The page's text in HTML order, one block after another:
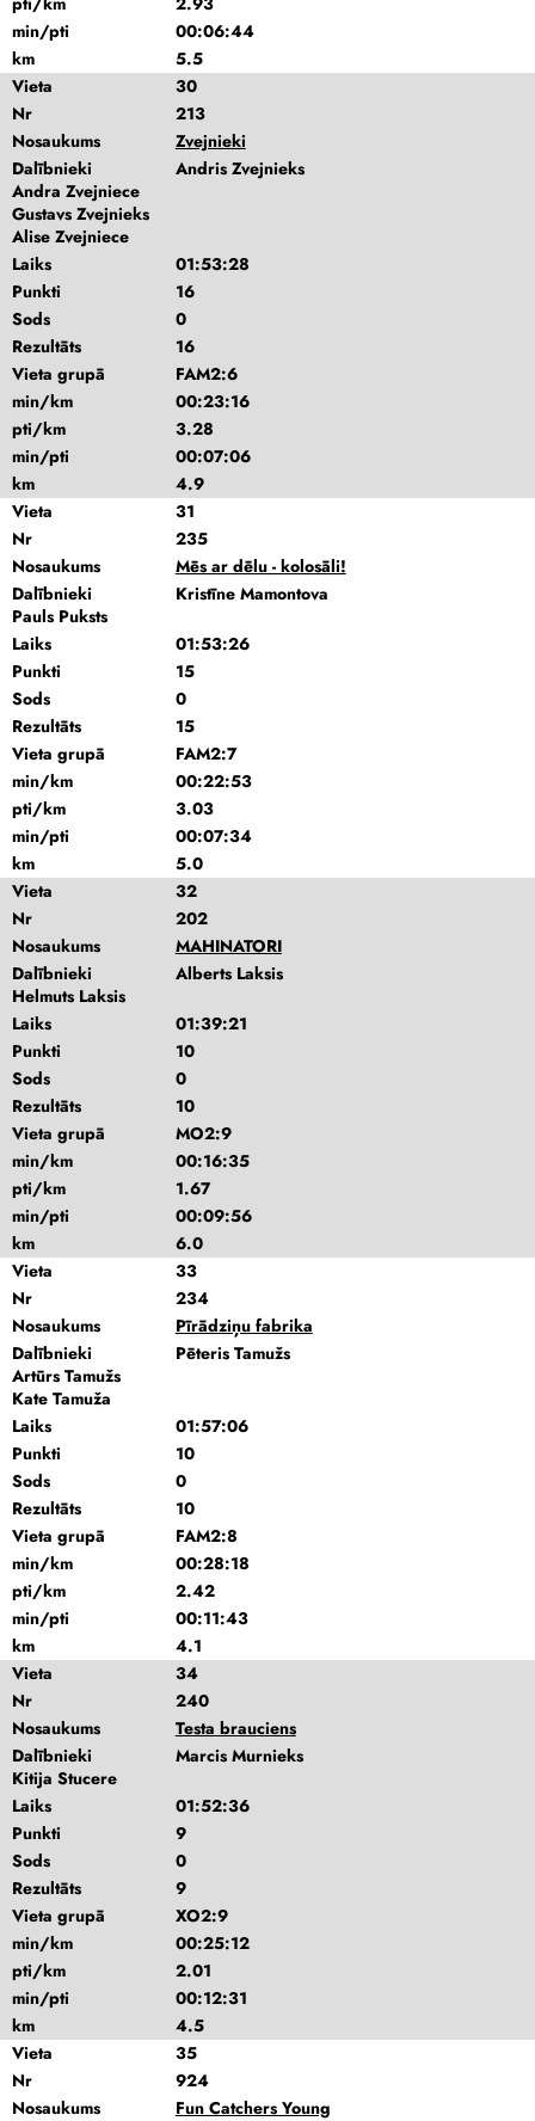
min/pti
00:06:44
km
5.5
Vieta
30
Nr
213
Nosaukums
Zvejnieki
Dalībnieki
Andris Zvejnieks
Andra Zvejniece
Gustavs Zvejnieks
Alise Zvejniece
Laiks
01:53:28
Punkti
16
Sods
0
Rezultāts
16
Vieta grupā
FAM2:6
min/km
00:23:16
pti/km
3.28
min/pti
00:07:06
km
4.9
Vieta
31
Nr
235
Nosaukums
Mēs ar dēlu - kolosāli!
Dalībnieki
Kristīne Mamontova
Pauls Puksts
Laiks
01:53:26
Punkti
15
Sods
0
Rezultāts
15
Vieta grupā
FAM2:7
min/km
00:22:53
pti/km
3.03
min/pti
00:07:34
km
5.0
Vieta
32
Nr
202
Nosaukums
MAHINATORI
Dalībnieki
Alberts Laksis
Helmuts Laksis
Laiks
01:39:21
Punkti
10
Sods
0
Rezultāts
10
Vieta grupā
MO2:9
min/km
00:16:35
pti/km
1.67
min/pti
00:09:56
km
6.0
Vieta
33
Nr
234
Nosaukums
Pīrādziņu fabrika
Dalībnieki
Pēteris Tamužs
Artūrs Tamužs
Kate Tamuža
Laiks
01:57:06
Punkti
10
Sods
0
Rezultāts
10
Vieta grupā
FAM2:8
min/km
00:28:18
pti/km
2.42
min/pti
00:11:43
km
4.1
Vieta
34
Nr
240
Nosaukums
Testa brauciens
Dalībnieki
Marcis Murnieks
Kitija Stucere
Laiks
01:52:36
Punkti
9
Sods
0
Rezultāts
9
Vieta grupā
XO2:9
min/km
00:25:12
pti/km
2.01
min/pti
00:12:31
km
4.5
Vieta
35
Nr
924
Nosaukums
Fun Catchers Young